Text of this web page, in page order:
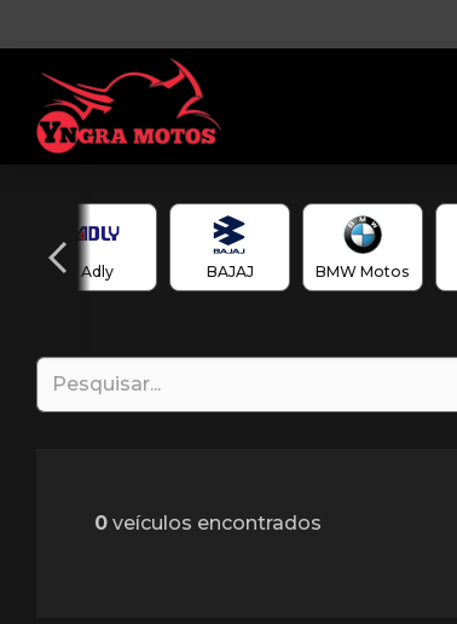
Adly BAJAJ BMW Motos
0 veículos encontrados